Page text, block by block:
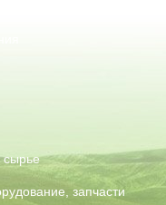
сырье
запчасти